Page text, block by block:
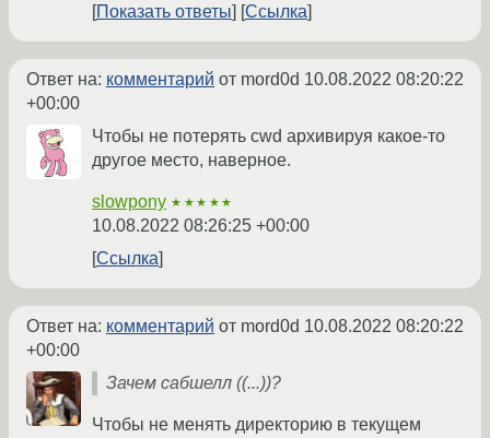
Показать ответы Ссылка
Ответ на: комментарий от mord0d 10.08.2022 08:20:22
+00:00
Чтобы не потерять cwd архивируя какое-то
другое место, наверное.
slowpony ★★★★★
10.08.2022 08:26:25 +00:00
Ссылка
Ответ на: комментарий от mord0d 10.08.2022 08:20:22
+00:00
Зачем сабшелл ((...))?
Чтобы не менять директорию в текущем